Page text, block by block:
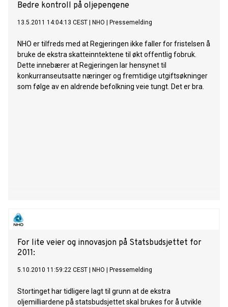
Bedre kontroll på oljepengene
13.5.2011 14:04:13 CEST NHO Pressemelding
NHO er tilfreds med at Regjeringen ikke faller for fristelsen å
bruke de ekstra skatteinntektene til økt offentlig fobruk.
Dette innebærer at Regjeringen lar hensynet til
konkurranseutsatte næringer og fremtidige utgiftsøkninger
som følge av en aldrende befolkning veie tungt. Det er bra.
For lite veier og innovasjon på Statsbudsjettet for
2011:
5.10.2010 11:59:22 CEST NHO Pressemelding
Stortinget har tidligere lagt til grunn at de ekstra
oljemilliardene på statsbudsjettet skal brukes for å utvikle